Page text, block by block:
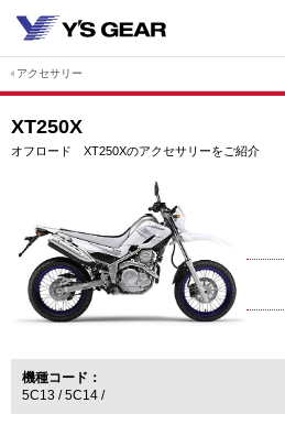
アクセサリー
XT250X
オフロード XT250Xのアクセサリーをご紹介
機種コード
5C13
5C14